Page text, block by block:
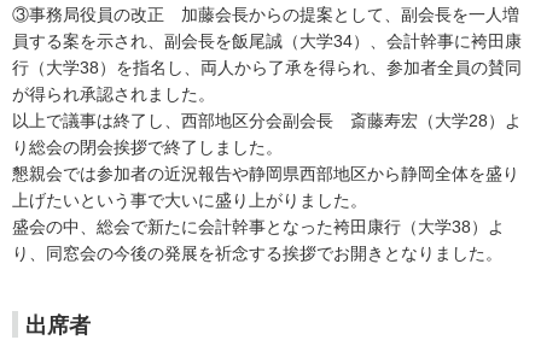
③事務局役員の改正 加藤会長からの提案として、副会長を一人増
員する案を示され、副会長を飯尾誠（大学34）、会計幹事に袴田康
行（大学38）を指名し、両人から了承を得られ、参加者全員の賛同
が得られ承認されました。
以上で議事は終了し、西部地区分会副会長 斎藤寿宏（大学28）よ
り総会の閉会挨拶で終了しました。
懇親会では参加者の近況報告や静岡県西部地区から静岡全体を盛り
上げたいという事で大いに盛り上がりました。
盛会の中、総会で新たに会計幹事となった袴田康行（大学38）よ
り、同窓会の今後の発展を祈念する挨拶でお開きとなりました。
出席者